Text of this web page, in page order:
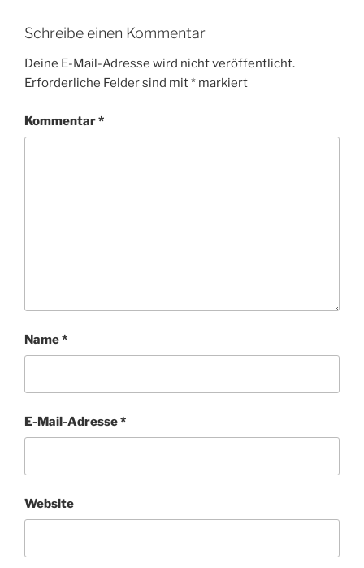
Schreibe einen Kommentar
Deine E-Mail-Adresse wird nicht veröffentlicht.
Erforderliche Felder sind mit* markiert
Kommentar*
Name*
E-Mail-Adresse*
Website